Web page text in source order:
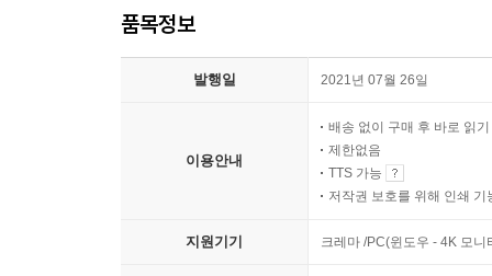
품목정보
발행일 2021년 07월 26일
이용안내
배송 없이 구매 후 바로 읽기
제한없음
TTS 가능
저작권 보호를 위해 인쇄 기
지원기기 크레마 /PC(윈도우 - 4K 모